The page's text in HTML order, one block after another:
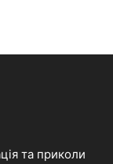
та приколи